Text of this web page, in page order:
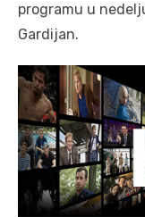
programu u
Gardijan.